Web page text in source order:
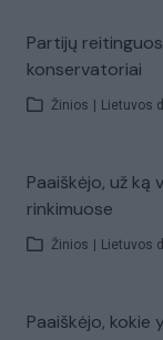
Partijų
konservatoriai
Žinios Lietuvos
Paaiškėjo, už
rinkimuose
Žinios Lietuvos
Paaiškėjo,